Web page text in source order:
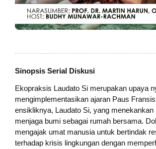
Sinopsis Serial Diskusi
Ekopraksis Laudato Si merupakan upaya
mengimplementasikan ajaran Paus
ensikliknya, Laudato Si, yang menekankan
menjaga bumi sebagai rumah bersama.
mengajak umat manusia untuk bertindak
terhadap krisis lingkungan dengan